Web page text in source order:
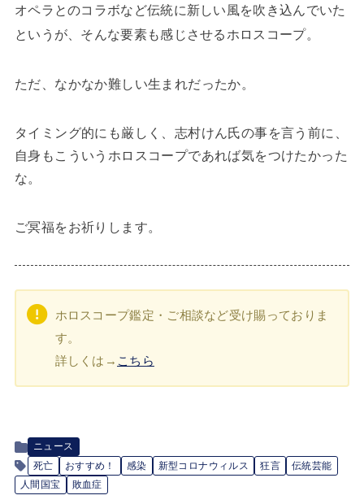
オペラとのコラボなど伝統に新しい風を吹き込んでいた
というが、そんな要素も感じさせるホロスコープ。
ただ、なかなか難しい生まれだったか。
タイミング的にも厳しく、志村けん氏の事を言う前に、
自身もこういうホロスコープであれば気をつけたかった
な。
ご冥福をお祈りします。
ホロスコープ鑑定・ご相談など受け賜っておりま
す。
詳しくは→ こちら
ニュース
死亡
おすすめ！ 感染 新型コロナウィルス 狂言
伝統芸能
人間国宝
敗血症